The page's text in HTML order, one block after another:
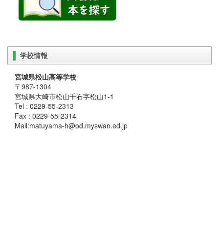
学校情報
宮城県松山高等学校
〒987-1304
宮城県大崎市松山千石字松山1-1
Tel : 0229-55-2313
Fax : 0229-55-2314
Mail:matuyama-h@od.myswan.ed.jp